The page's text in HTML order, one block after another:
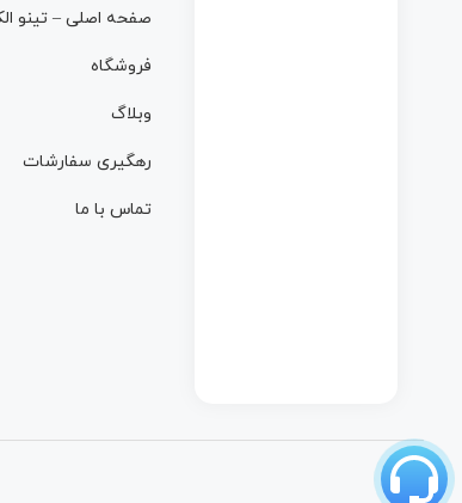
صفحه اصلی – تینو
فروشگاه
وبلاگ
رهگیری سفارشات
تماس با ما